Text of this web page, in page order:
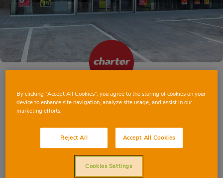
BARCELONA CARTAGENA
BARCELONA
Teléfono: 93 192 53 09
By clicking “Accept All Cookies”, you agree to the storing of cookies on your
device to enhance site navigation, analyze site usage, and assist in our
marketing efforts.
Reject All Accept All Cookies
Cookies Settings